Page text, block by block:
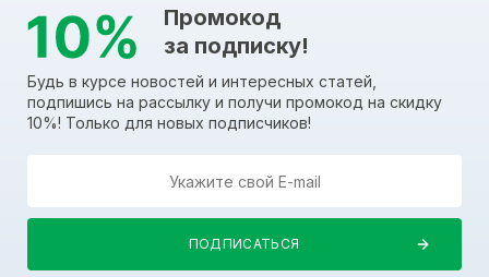
Промокод
за подписку!
Будь в курсе новостей и интересных статей,
подпишись на рассылку и получи промокод на скидку
10%! Только для новых подписчиков!